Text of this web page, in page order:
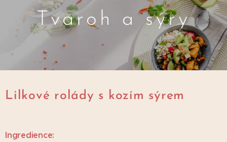
Tvaroh a sýry
Lilkové rolády s kozím sýrem
Ingredience: